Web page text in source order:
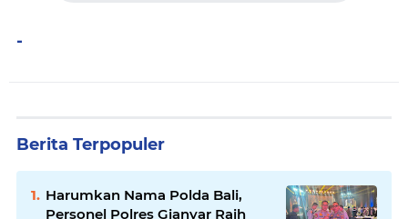
-
Berita Terpopuler
Harumkan Nama Polda Bali,
Personel Polres Gianyar Raih